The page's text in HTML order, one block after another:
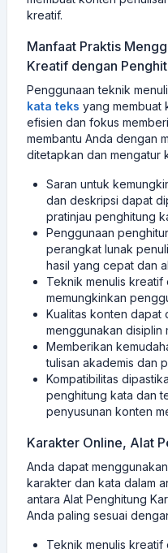
kreatif.
Manfaat Praktis
Kreatif dengan
Penggunaan teknik
kata teks yang membuat
efisien dan fokus
membantu Anda dengan
ditetapkan dan mengatur
Saran untuk
dan deskripsi dapat
pratinjau penghitung
Penggunaan
perangkat lunak
hasil yang cepat dan
Teknik menulis
memungkinkan
Kualitas konten dapat
menggunakan disiplin
Memberikan
tulisan akademis dan
Kompatibilitas
penghitung kata dan
penyusunan konten
Karakter Online, Alat
Anda dapat
karakter dan kata dalam
antara Alat Penghitung
Anda paling sesuai
Teknik menulis